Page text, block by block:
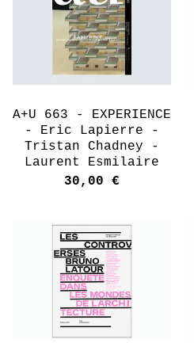
A+U 663 - EXPERIENCE
- Eric Lapierre -
Tristan Chadney -
Laurent Esmilaire
30,00 €